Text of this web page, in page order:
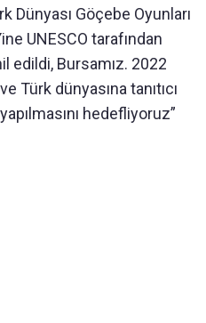
Dünyası Göçebe Oyunları
UNESCO tarafından
edildi, Bursamız. 2022
Türk dünyasına tanıtıcı
hedefliyoruz”